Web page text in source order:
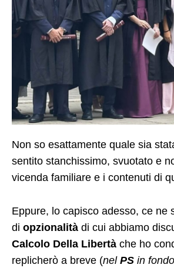
Non so esattamente quale sia
sentito stanchissimo, svuotato e
vicenda familiare e i contenuti di
Eppure, lo capisco adesso, ce ne
di opzionalità di cui abbiamo
Calcolo Della Libertà che ho
replicherò a breve (nel PS in